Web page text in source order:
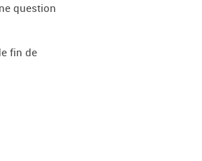
question
fin de